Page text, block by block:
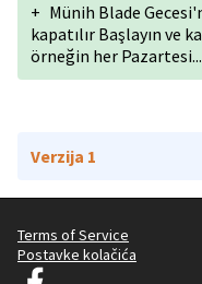
+ Münih Blade
kapatılır Başlayın ve
örneğin her Pazartesi...
Verzija 1
Terms of Service
Postavke kolačića
Graz Gemeinsam Gestalten